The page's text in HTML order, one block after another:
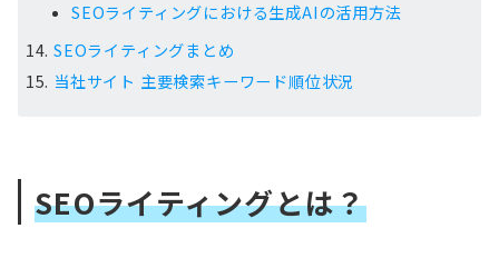
SEOライティングにおける生成AIの活用方法
SEOライティングまとめ
当社サイト 主要検索キーワード順位状況
SEOライティングとは？